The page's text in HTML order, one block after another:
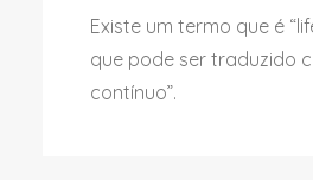
Existe um termo que é
que pode ser traduzido
contínuo”.